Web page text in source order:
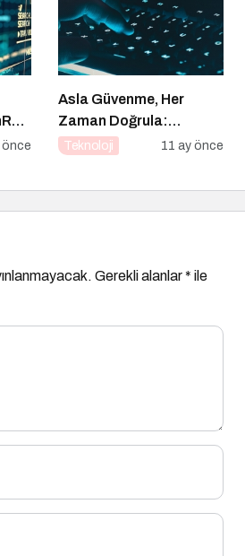
önce
Asla Güvenme, Her
Zaman Doğrula:
Şirketler İçin Parola
Teknoloji 11 ay önce
Gerekli alanlar* ile